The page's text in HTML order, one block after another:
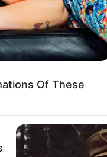
Of These